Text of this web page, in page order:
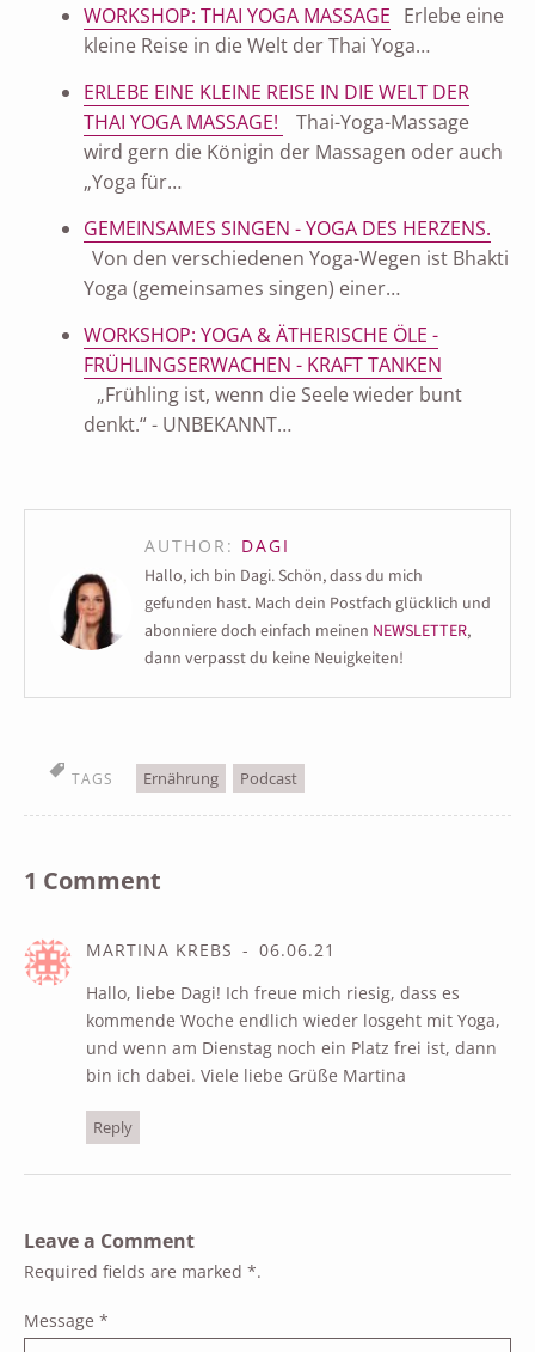
WORKSHOP: THAI YOGA MASSAGE Erlebe eine
kleine Reise in die Welt der Thai Yoga…
ERLEBE EINE KLEINE REISE IN DIE WELT DER
THAI YOGA MASSAGE!
Thai-Yoga-Massage
wird gern die Königin der Massagen oder auch
„Yoga für…
GEMEINSAMES SINGEN - YOGA DES HERZENS.
Von den verschiedenen Yoga-Wegen ist Bhakti
Yoga (gemeinsames singen) einer…
WORKSHOP: YOGA & ÄTHERISCHE ÖLE -
FRÜHLINGSERWACHEN - KRAFT TANKEN
„Frühling ist, wenn die Seele wieder bunt
denkt.“ - UNBEKANNT…
AUTHOR: DAGI
Hallo, ich bin Dagi. Schön, dass du mich
gefunden hast. Mach dein Postfach glücklich und
abonniere doch einfach meinen NEWSLETTER,
dann verpasst du keine Neuigkeiten!
TAGS Ernährung Podcast
1 Comment
MARTINA KREBS
06.06.21
Hallo, liebe Dagi! Ich freue mich riesig, dass es
kommende Woche endlich wieder losgeht mit Yoga,
und wenn am Dienstag noch ein Platz frei ist, dann
bin ich dabei. Viele liebe Grüße Martina
Reply
Leave a Comment
Required fields are marked *.
Message *